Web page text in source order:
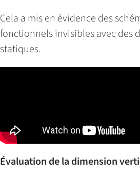
Cela a mis en évidence des
fonctionnels invisibles avec des
statiques.
Évaluation de la dimension